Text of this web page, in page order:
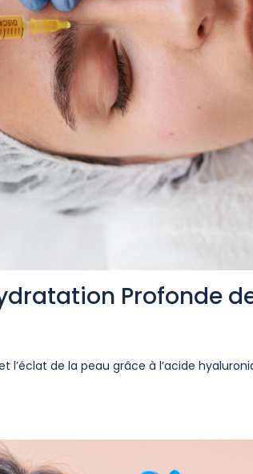
Profonde
l’éclat de la peau grâce à l’acide